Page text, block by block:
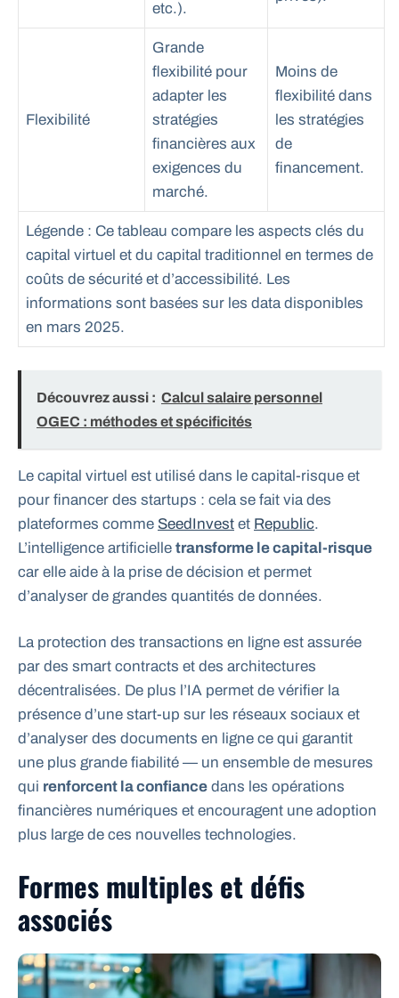
etc.).
Flexibilité
Grande
flexibilité pour
adapter les
stratégies
financières aux
exigences du
marché.
Moins de
flexibilité dans
les stratégies
de
financement.
Légende : Ce tableau compare les aspects clés du
capital virtuel et du capital traditionnel en termes de
coûts de sécurité et d’accessibilité. Les
informations sont basées sur les data disponibles
en mars 2025.
Découvrez aussi : Calcul salaire personnel
OGEC : méthodes et spécificités
Le capital virtuel est utilisé dans le capital-risque et
pour financer des startups : cela se fait via des
plateformes comme SeedInvest et Republic.
L’intelligence artificielle transforme le capital-risque
car elle aide à la prise de décision et permet
d’analyser de grandes quantités de données.
La protection des transactions en ligne est assurée
par des smart contracts et des architectures
décentralisées. De plus l’IA permet de vérifier la
présence d’une start-up sur les réseaux sociaux et
d’analyser des documents en ligne ce qui garantit
une plus grande fiabilité — un ensemble de mesures
qui renforcent la confiance dans les opérations
financières numériques et encouragent une adoption
plus large de ces nouvelles technologies.
Formes multiples et défis
associés